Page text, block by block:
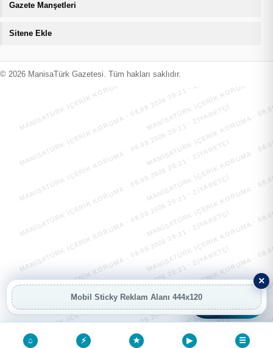
Gazete Manşetleri
Sitene Ekle
© 2026 ManisaTürk Gazetesi. Tüm hakları saklıdır.
×
Mobil Sticky Reklam Alanı 444x120
⌂ ⚡ ★ ▶ ☰
MANİSATÜRK İÇERİK KORUMA · 08.08.2026 20:21 · ZIYARETÇI
MANİSATÜRK İÇERİK KORUMA
MANİSATÜRK İÇERİK KORUMA · 08.08.2026 20:21 · ZIYARETÇI
MANİSATÜRK İÇERİK KORUMA
MANİSATÜRK İÇERİK KORUMA · 08.08.2026 20:21 · ZIYARETÇI
MANİSATÜRK İÇERİK KORUMA
MANİSATÜRK İÇERİK KORUMA · 08.08.2026 20:21 · ZIYARETÇI
MANİSATÜRK İÇERİK KORUMA
MANİSATÜRK İÇERİK KORUMA · 08.08.2026 20:21 · ZIYARETÇI
MANİSATÜRK İÇERİK KORUMA
MANİSATÜRK İÇERİK KORUMA · 08.08.2026 20:21 · ZIYARETÇI
MANİSATÜRK İÇERİK KORUMA
MANİSATÜRK İÇERİK KORUMA · 08.08.2026 20:21 · ZIYARETÇI
MANİSATÜRK İÇERİK KORUMA